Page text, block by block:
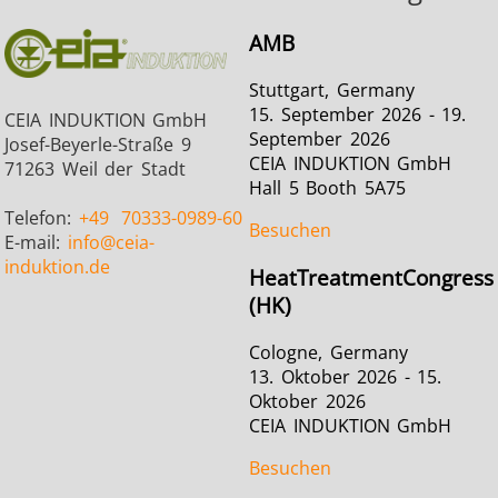
Serie SH
Automotive Befestigung
Draht-
Halbleiter
CEIA INDUKTION GmbH
Josef-Beyerle-Straße 9
71263 Weil der Stadt
Telefon: +49 70333-0989-60
E-mail: info@ceia-
induktion.de
AMB
Stuttgart, Germany
15. September 2026 - 19.
September 2026
CEIA INDUKTION GmbH
Hall 5 Booth 5A75
Besuchen
HeatTreatmentCongress
(HK)
Cologne, Germany
13. Oktober 2026 - 15.
Oktober 2026
CEIA INDUKTION GmbH
Besuchen